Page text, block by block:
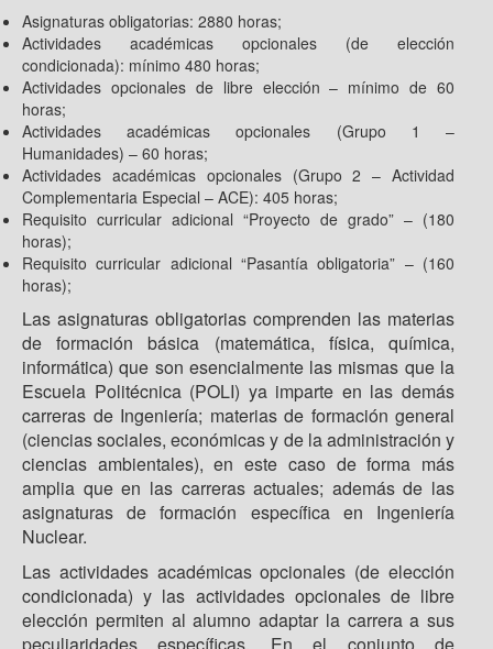
Asignaturas obligatorias: 2880 horas;
Actividades académicas opcionales (de elección
condicionada): mínimo 480 horas;
Actividades opcionales de libre elección – mínimo de 60
horas;
Actividades académicas opcionales (Grupo 1 –
Humanidades) – 60 horas;
Actividades académicas opcionales (Grupo 2 – Actividad
Complementaria Especial – ACE): 405 horas;
Requisito curricular adicional “Proyecto de grado” – (180
horas);
Requisito curricular adicional “Pasantía obligatoria” – (160
horas);
Las asignaturas obligatorias comprenden las materias
de formación básica (matemática, física, química,
informática) que son esencialmente las mismas que la
Escuela Politécnica (POLI) ya imparte en las demás
carreras de Ingeniería; materias de formación general
(ciencias sociales, económicas y de la administración y
ciencias ambientales), en este caso de forma más
amplia que en las carreras actuales; además de las
asignaturas de formación específica en Ingeniería
Nuclear.
Las actividades académicas opcionales (de elección
condicionada) y las actividades opcionales de libre
elección permiten al alumno adaptar la carrera a sus
peculiaridades específicas. En el conjunto de